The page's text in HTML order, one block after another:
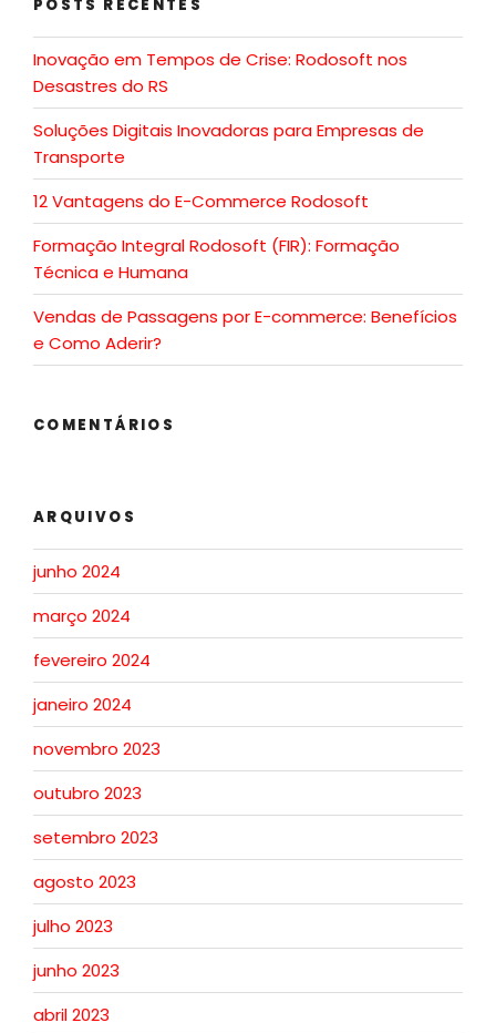
POSTS RECENTES
Inovação em Tempos de Crise: Rodosoft nos
Desastres do RS
Soluções Digitais Inovadoras para Empresas de
Transporte
12 Vantagens do E-Commerce Rodosoft
Formação Integral Rodosoft (FIR): Formação
Técnica e Humana
Vendas de Passagens por E-commerce: Benefícios
e Como Aderir?
COMENTÁRIOS
ARQUIVOS
junho 2024
março 2024
fevereiro 2024
janeiro 2024
novembro 2023
outubro 2023
setembro 2023
agosto 2023
julho 2023
junho 2023
abril 2023